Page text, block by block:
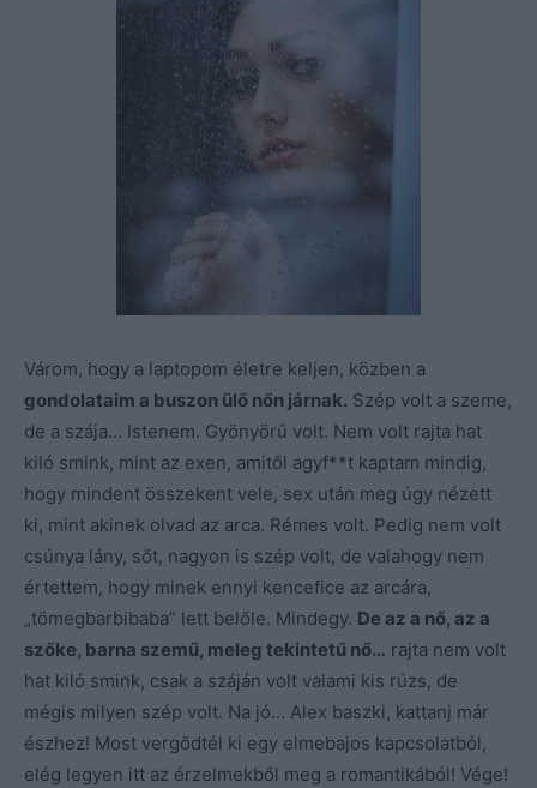
Várom, hogy a laptopom életre keljen, közben a
gondolataim a buszon ülő nőn járnak. Szép volt a szeme,
de a szája… Istenem. Gyönyörű volt. Nem volt rajta hat
kiló smink, mint az exen, amitől agyf**t kaptam mindig,
hogy mindent összekent vele, sex után meg úgy nézett
ki, mint akinek olvad az arca. Rémes volt. Pedig nem volt
csúnya lány, sőt, nagyon is szép volt, de valahogy nem
értettem, hogy minek ennyi kencefice az arcára,
„tömegbarbibaba” lett belőle. Mindegy. De az a nő, az a
szőke, barna szemű, meleg tekintetű nő… rajta nem volt
hat kiló smink, csak a száján volt valami kis rúzs, de
mégis milyen szép volt. Na jó… Alex baszki, kattanj már
észhez! Most vergődtél ki egy elmebajos kapcsolatból,
elég legyen itt az érzelmekből meg a romantikából! Vége!